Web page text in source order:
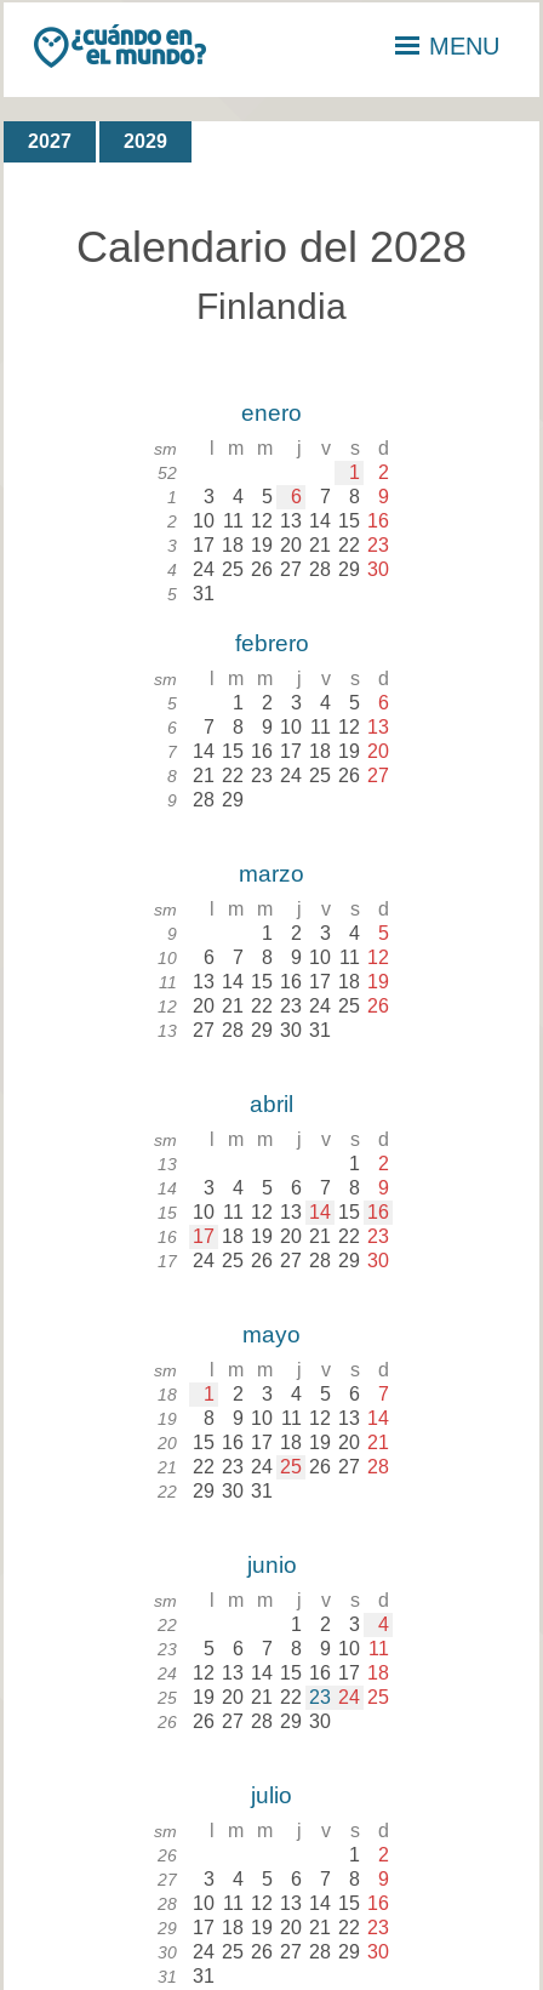
MENU
2027 2029
Calendario del 2028
Finlandia
enero
sm m m j v s d
52 1 2
1 3 4 5 6 7 8 9
2 10 11 12 13 14 15 16
3 17 18 19 20 21 22 23
4 24 25 26 27 28 29 30
5 31
febrero
sm m m j v s d
5 1 2 3 4 5 6
6 7 8 9 10 11 12 13
7 14 15 16 17 18 19 20
8 21 22 23 24 25 26 27
9 28 29
marzo
sm m m j v s d
9 1 2 3 4 5
10 6 7 8 9 10 11 12
11 13 14 15 16 17 18 19
12 20 21 22 23 24 25 26
13 27 28 29 30 31
abril
sm m m j v s d
13 1 2
14 3 4 5 6 7 8 9
15 10 11 12 13 14 15 16
16 17 18 19 20 21 22 23
17 24 25 26 27 28 29 30
mayo
sm m m j v s d
18 1 2 3 4 5 6 7
19 8 9 10 11 12 13 14
20 15 16 17 18 19 20 21
21 22 23 24 25 26 27 28
22 29 30 31
junio
sm m m j v s d
22 1 2 3 4
23 5 6 7 8 9 10 11
24 12 13 14 15 16 17 18
25 19 20 21 22 23 24 25
26 26 27 28 29 30
julio
sm m m j v s d
26 1 2
27 3 4 5 6 7 8 9
28 10 11 12 13 14 15 16
29 17 18 19 20 21 22 23
30 24 25 26 27 28 29 30
31 31